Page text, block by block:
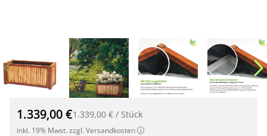
Hochwertiges Hochbeet aus Bambus und Cortenstahl, 120 x
1.339,00 €1.339,00 € / Stück
inkl. 19% Mwst. zzgl. Versandkosten